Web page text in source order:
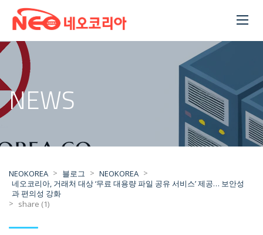
NEWS
NEOKOREA > 블로그 > NEOKOREA >
네오코리아, 거래처 대상 ‘무료 대용량 파일 공유 서비스’ 제공… 보안성
과 편의성 강화
> share (1)